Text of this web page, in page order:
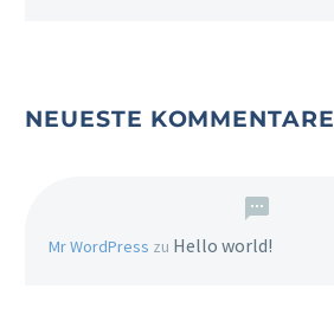
NEUESTE KOMMENTARE
Mr WordPress zu Hello world!